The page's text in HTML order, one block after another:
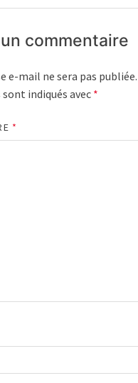
commentaire
e-mail ne sera pas publiée.
indiqués avec *
*